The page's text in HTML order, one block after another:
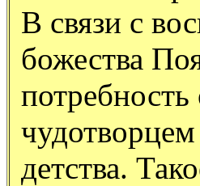
В связи с
божества
потребность
детства.